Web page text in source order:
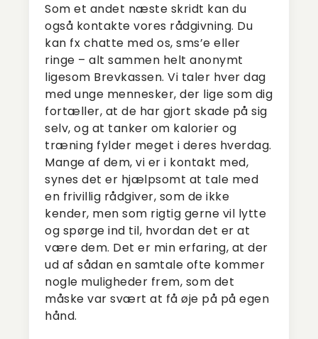
Som et andet næste skridt kan du
også kontakte vores rådgivning. Du
kan fx chatte med os, sms’e eller
ringe – alt sammen helt anonymt
ligesom Brevkassen. Vi taler hver dag
med unge mennesker, der lige som dig
fortæller, at de har gjort skade på sig
selv, og at tanker om kalorier og
træning fylder meget i deres hverdag.
Mange af dem, vi er i kontakt med,
synes det er hjælpsomt at tale med
en frivillig rådgiver, som de ikke
kender, men som rigtig gerne vil lytte
og spørge ind til, hvordan det er at
være dem. Det er min erfaring, at der
ud af sådan en samtale ofte kommer
nogle muligheder frem, som det
måske var svært at få øje på på egen
hånd.